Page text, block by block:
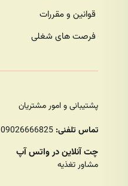
قوانین و مقررات
فرصت های شغلی
پشتیبانی و امور مشتریان
تماس تلفنی: 09026666825 02192008313
چت آنلاین در واتس آپ
مشاور تغذیه